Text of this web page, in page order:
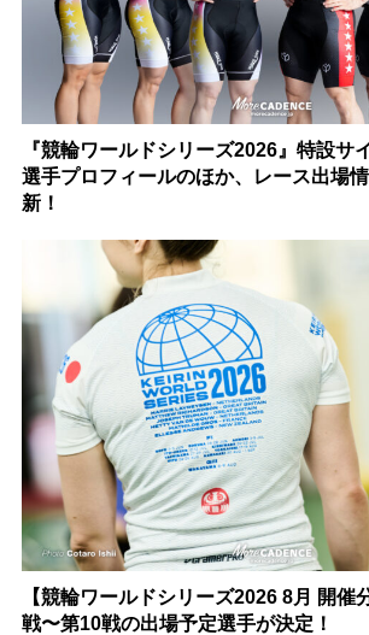
『競輪ワールドシリーズ2026』特設サ
選手プロフィールのほか、レース出場
新！
【競輪ワールドシリーズ2026 8月 開催
戦〜第10戦の出場予定選手が決定！